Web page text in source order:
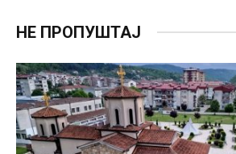
НЕ ПРОПУШТАЈ